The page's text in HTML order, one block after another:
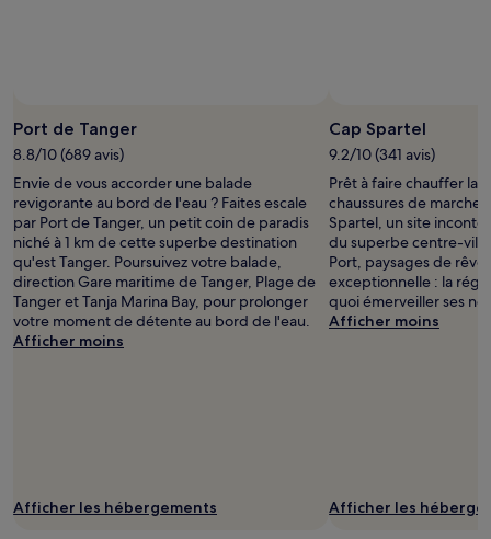
disponibilité
sont
susceptibles
de
changer.
Des
conditions
supplémentaires
peuvent
s’appliquer.
Port de Tanger
8.8/10 (689 avis)
Envie de vous accorder une balade
revigorante au bord de l'eau ? Faites escale
par Port de Tanger, un petit coin de paradis
niché à 1 km de cette superbe destination
qu'est Tanger. Poursuivez votre balade,
direction Gare maritime de Tanger, Plage de
Tanger et Tanja Marina Bay, pour prolonger
votre moment de détente au bord de l'eau.
Afficher moins
Afficher les hébergements
Cap Spartel
9.2/10 (341 avis)
Prêt à faire chauffer la
chaussures de marche
Spartel, un site
du superbe centre-
Port, paysages de
exceptionnelle : la
quoi émerveiller ses
Afficher moins
Afficher les